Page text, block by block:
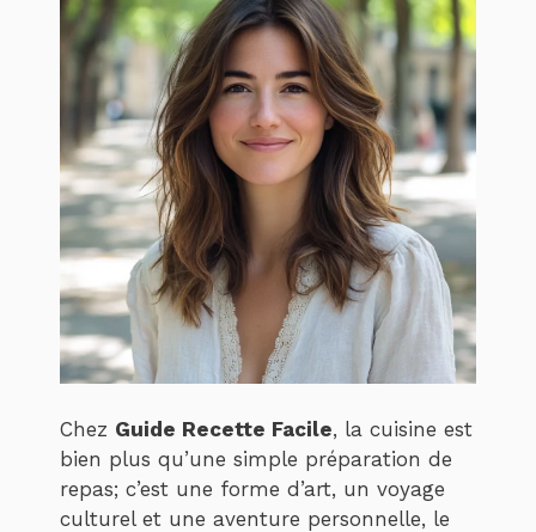
Chez Guide Recette Facile, la cuisine est
bien plus qu’une simple préparation de
repas; c’est une forme d’art, un voyage
culturel et une aventure personnelle, le